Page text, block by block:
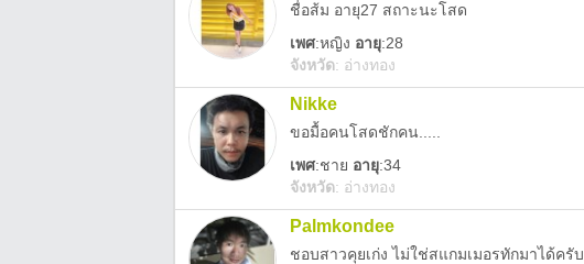
ชื่อส้ม อายุ27 สถาะนะโสด
เพศ:หญิง อายุ:28
จังหวัด: อ่างทอง
Nikke
ขอมื้อคนโสดชักคน.....
เพศ:ชาย อายุ:34
จังหวัด: อ่างทอง
Palmkondee
ชอบสาวคุยเก่ง ไม่ใช่สแกมเมอรทักมาได้ครับ